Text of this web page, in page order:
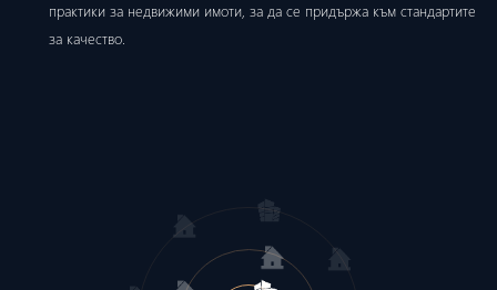
практики за недвижими имоти, за да се придържа към стандартите
за качество.